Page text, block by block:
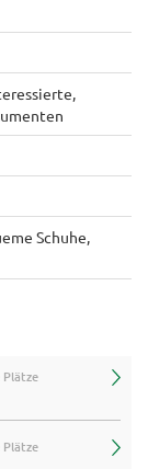
Schuhe,
Plätze
Plätze